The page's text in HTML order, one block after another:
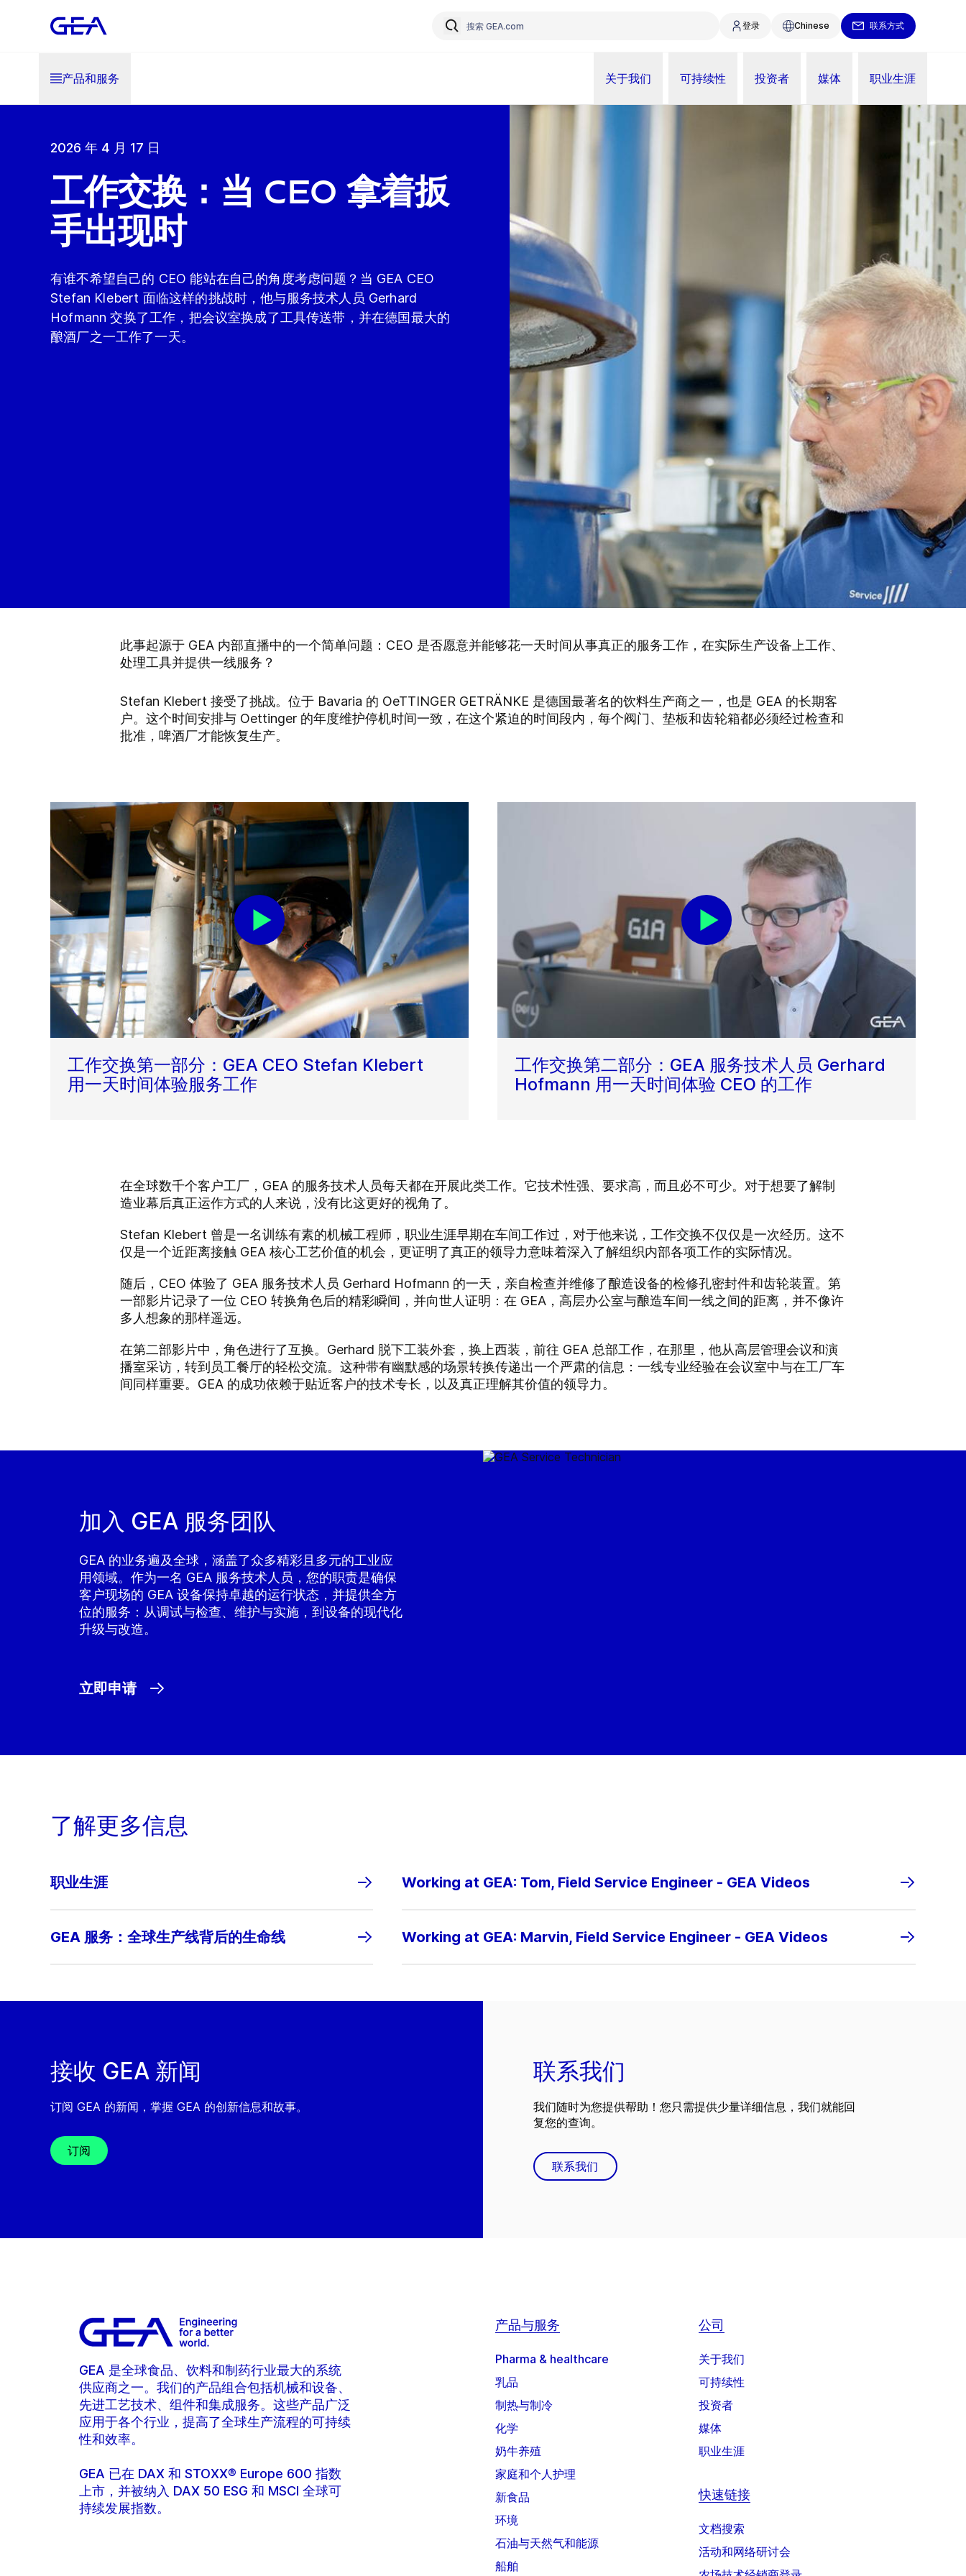
登录 Chinese 联系方式
产品和服务 关于我们 可持续性 投资者 媒体 职业生涯
2026 年 4 月 17 日
工作交换：当 CEO 拿着扳
手出现时
有谁不希望自己的 CEO 能站在自己的角度考虑问题？当 GEA CEO
Stefan Klebert 面临这样的挑战时，他与服务技术人员 Gerhard
Hofmann 交换了工作，把会议室换成了工具传送带，并在德国最大的
酿酒厂之一工作了一天。
此事起源于 GEA 内部直播中的一个简单问题：CEO 是否愿意并能够花一天时间从事真正的服务工作，在实际生产设备上工作、
处理工具并提供一线服务？
Stefan Klebert 接受了挑战。位于 Bavaria 的 OeTTINGER GETRÄNKE 是德国最著名的饮料生产商之一，也是 GEA 的长期客
户。这个时间安排与 Oettinger 的年度维护停机时间一致，在这个紧迫的时间段内，每个阀门、垫板和齿轮箱都必须经过检查和
批准，啤酒厂才能恢复生产。
工作交换第一部分：GEA CEO Stefan Klebert
用一天时间体验服务工作
工作交换第二部分：GEA 服务技术人员 Gerhard
Hofmann 用一天时间体验 CEO 的工作
在全球数千个客户工厂，GEA 的服务技术人员每天都在开展此类工作。它技术性强、要求高，而且必不可少。对于想要了解制
造业幕后真正运作方式的人来说，没有比这更好的视角了。
Stefan Klebert 曾是一名训练有素的机械工程师，职业生涯早期在车间工作过，对于他来说，工作交换不仅仅是一次经历。这不
仅是一个近距离接触 GEA 核心工艺价值的机会，更证明了真正的领导力意味着深入了解组织内部各项工作的实际情况。
随后，CEO 体验了 GEA 服务技术人员 Gerhard Hofmann 的一天，亲自检查并维修了酿造设备的检修孔密封件和齿轮装置。第
一部影片记录了一位 CEO 转换角色后的精彩瞬间，并向世人证明：在 GEA，高层办公室与酿造车间一线之间的距离，并不像许
多人想象的那样遥远。
在第二部影片中，角色进行了互换。Gerhard 脱下工装外套，换上西装，前往 GEA 总部工作，在那里，他从高层管理会议和演
播室采访，转到员工餐厅的轻松交流。这种带有幽默感的场景转换传递出一个严肃的信息：一线专业经验在会议室中与在工厂车
间同样重要。GEA 的成功依赖于贴近客户的技术专长，以及真正理解其价值的领导力。
加入 GEA 服务团队
GEA 的业务遍及全球，涵盖了众多精彩且多元的工业应
用领域。作为一名 GEA 服务技术人员，您的职责是确保
客户现场的 GEA 设备保持卓越的运行状态，并提供全方
位的服务：从调试与检查、维护与实施，到设备的现代化
升级与改造。
立即申请
了解更多信息
职业生涯
GEA 服务：全球生产线背后的生命线
Working at GEA: Tom, Field Service Engineer - GEA Videos
Working at GEA: Marvin, Field Service Engineer - GEA Videos
接收 GEA 新闻
订阅 GEA 的新闻，掌握 GEA 的创新信息和故事。
订阅
联系我们
我们随时为您提供帮助！您只需提供少量详细信息，我们就能回
复您的查询。
联系我们
GEA 是全球食品、饮料和制药行业最大的系统
供应商之一。我们的产品组合包括机械和设备、
先进工艺技术、组件和集成服务。这些产品广泛
应用于各个行业，提高了全球生产流程的可持续
性和效率。
GEA 已在 DAX 和 STOXX® Europe 600 指数
上市，并被纳入 DAX 50 ESG 和 MSCI 全球可
持续发展指数。
产品与服务
Pharma & healthcare
乳品
制热与制冷
化学
奶牛养殖
家庭和个人护理
新食品
环境
石油与天然气和能源
船舶
公司
关于我们
可持续性
投资者
媒体
职业生涯
快速链接
文档搜索
活动和网络研讨会